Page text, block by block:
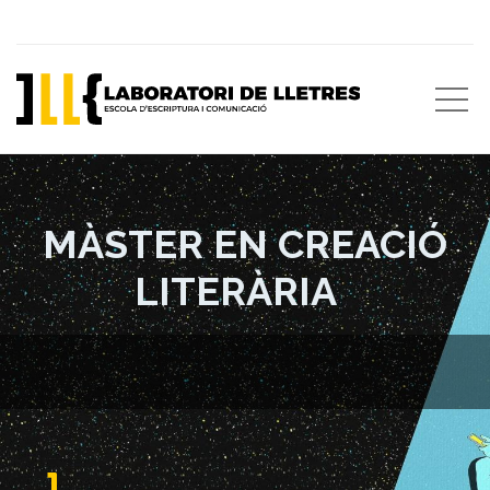
MÀSTER EN CREACIÓ
LITERÀRIA
Escriviu alguna cosa...